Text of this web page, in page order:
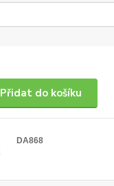
Přidat do košíku
DA868